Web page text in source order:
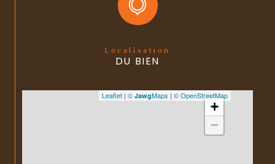
Localisation
DU BIEN
+
−
Leaflet | © JawgMaps | © OpenStreetMap